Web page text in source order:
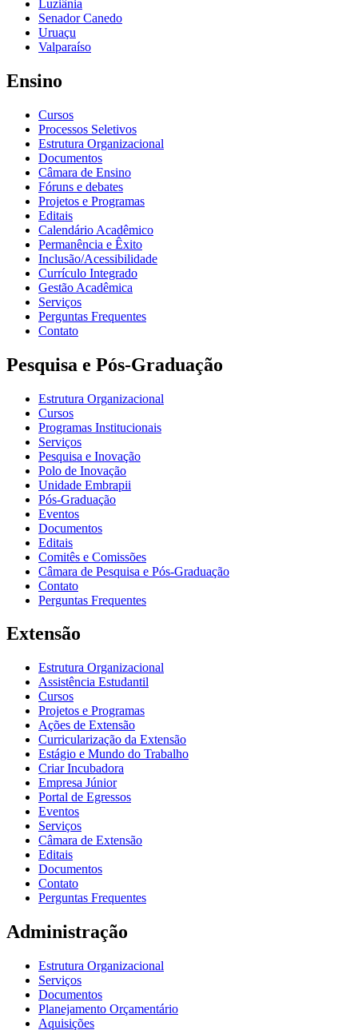
Luziânia
Senador Canedo
Uruaçu
Valparaíso
Ensino
Cursos
Processos Seletivos
Estrutura Organizacional
Documentos
Câmara de Ensino
Fóruns e debates
Projetos e Programas
Editais
Calendário Acadêmico
Permanência e Êxito
Inclusão/Acessibilidade
Currículo Integrado
Gestão Acadêmica
Serviços
Perguntas Frequentes
Contato
Pesquisa e Pós-Graduação
Estrutura Organizacional
Cursos
Programas Institucionais
Serviços
Pesquisa e Inovação
Polo de Inovação
Unidade Embrapii
Pós-Graduação
Eventos
Documentos
Editais
Comitês e Comissões
Câmara de Pesquisa e Pós-Graduação
Contato
Perguntas Frequentes
Extensão
Estrutura Organizacional
Assistência Estudantil
Cursos
Projetos e Programas
Ações de Extensão
Curricularização da Extensão
Estágio e Mundo do Trabalho
Criar Incubadora
Empresa Júnior
Portal de Egressos
Eventos
Serviços
Câmara de Extensão
Editais
Documentos
Contato
Perguntas Frequentes
Administração
Estrutura Organizacional
Serviços
Documentos
Planejamento Orçamentário
Aquisições